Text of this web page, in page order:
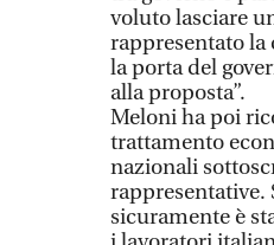
voluto lasciare
rappresentato la
la porta del
alla proposta”.
Meloni ha poi
trattamento
nazionali
rappresentative.
sicuramente è